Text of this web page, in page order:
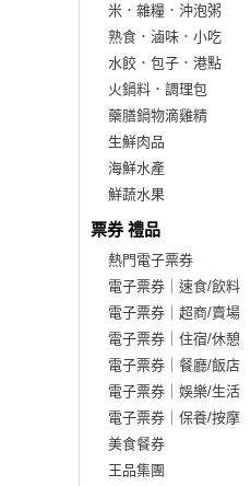
米．雜糧．沖泡粥
熟食．滷味．小吃
水餃．包子．港點
火鍋料．調理包
藥膳鍋物滴雞精
生鮮肉品
海鮮水產
鮮蔬水果
票券 禮品
熱門電子票券
電子票券｜速食/飲料
電子票券｜超商/賣場
電子票券｜住宿/休憩
電子票券｜餐廳/飯店
電子票券｜娛樂/生活
電子票券｜保養/按摩
美食餐券
王品集團